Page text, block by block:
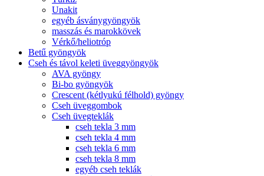
Unakit
egyéb ásványgyöngyök
masszás és marokkövek
Vérkő/heliotróp
Betű gyöngyök
Cseh és távol keleti üveggyöngyök
AVA gyöngy
Bi-bo gyöngyök
Crescent (kétlyukú félhold) gyöngy
Cseh üveggombok
Cseh üvegteklák
cseh tekla 3 mm
cseh tekla 4 mm
cseh tekla 6 mm
cseh tekla 8 mm
egyéb cseh teklák